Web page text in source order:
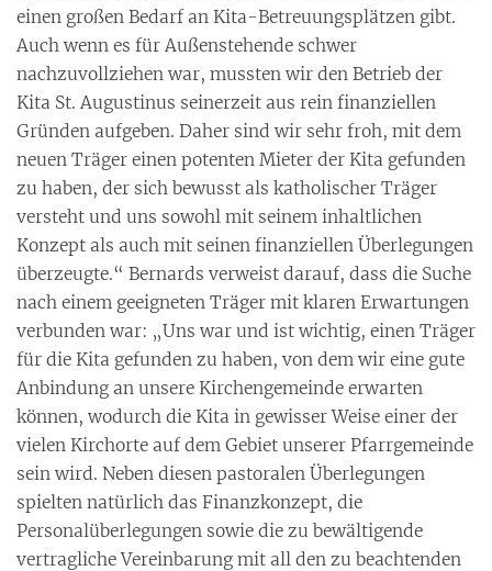
einen großen Bedarf an Kita-Betreuungsplätzen gibt.
Auch wenn es für Außenstehende schwer
nachzuvollziehen war, mussten wir den Betrieb der
Kita St. Augustinus seinerzeit aus rein finanziellen
Gründen aufgeben. Daher sind wir sehr froh, mit dem
neuen Träger einen potenten Mieter der Kita gefunden
zu haben, der sich bewusst als katholischer Träger
versteht und uns sowohl mit seinem inhaltlichen
Konzept als auch mit seinen finanziellen Überlegungen
überzeugte.“ Bernards verweist darauf, dass die Suche
nach einem geeigneten Träger mit klaren Erwartungen
verbunden war: „Uns war und ist wichtig, einen Träger
für die Kita gefunden zu haben, von dem wir eine gute
Anbindung an unsere Kirchengemeinde erwarten
können, wodurch die Kita in gewisser Weise einer der
vielen Kirchorte auf dem Gebiet unserer Pfarrgemeinde
sein wird. Neben diesen pastoralen Überlegungen
spielten natürlich das Finanzkonzept, die
Personalüberlegungen sowie die zu bewältigende
vertragliche Vereinbarung mit all den zu beachtenden